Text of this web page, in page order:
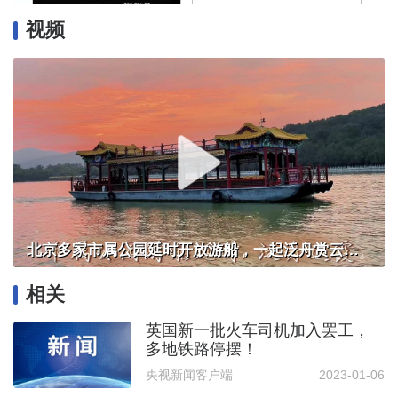
视频
北京多家市属公园延时开放游船，一起泛舟赏云霞！
相关
英国新一批火车司机加入罢工，
多地铁路停摆！
央视新闻客户端 2023-01-06